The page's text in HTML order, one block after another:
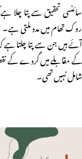
سائنسی تحقیق سے پتا چلا
روک تھام میں مدد ملتی
آئے ہیں جن سے پتا چلتا ہے
کے مقابلے میں گردے کے
شامل نہیں تھی۔